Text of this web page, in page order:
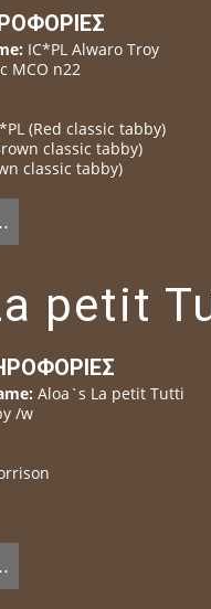
IC*PL Alwaro Troy
MCO n22
(Red classic tabby)
classic tabby)
classic tabby)
petit
Aloa`s La petit Tutti
/w